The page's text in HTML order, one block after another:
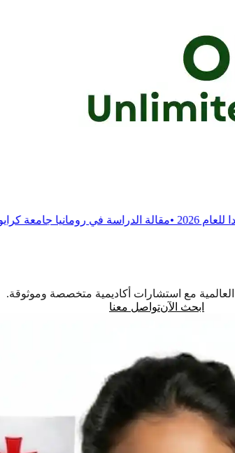
الدراسة في رومانيا جامعة كرايوفا للطب والصيدلة •
مع استشارات أكاديمية متخصصة وموثوقة.
ابحث الآنتواصل معنا